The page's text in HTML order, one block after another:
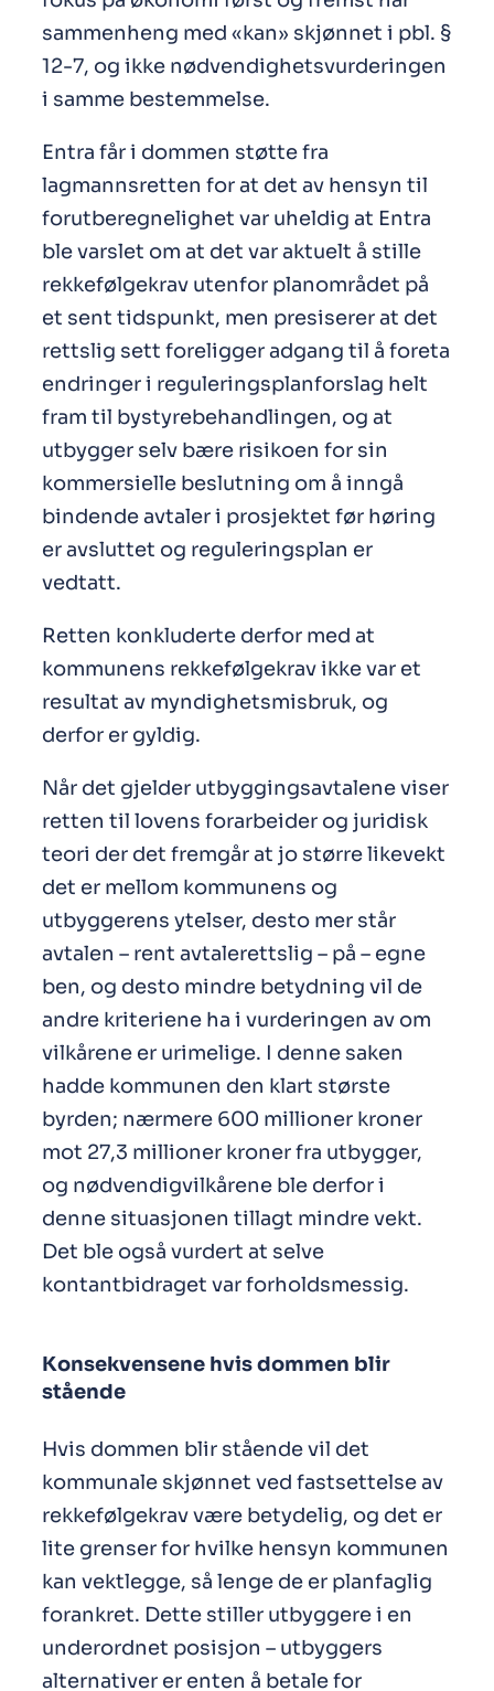
sammenheng med «kan» skjønnet i pbl. §
12-7, og ikke nødvendighetsvurderingen
i samme bestemmelse.
Entra får i dommen støtte fra
lagmannsretten for at det av hensyn til
forutberegnelighet var uheldig at Entra
ble varslet om at det var aktuelt å stille
rekkefølgekrav utenfor planområdet på
et sent tidspunkt, men presiserer at det
rettslig sett foreligger adgang til å foreta
endringer i reguleringsplanforslag helt
fram til bystyrebehandlingen, og at
utbygger selv bære risikoen for sin
kommersielle beslutning om å inngå
bindende avtaler i prosjektet før høring
er avsluttet og reguleringsplan er
vedtatt.
Retten konkluderte derfor med at
kommunens rekkefølgekrav ikke var et
resultat av myndighetsmisbruk, og
derfor er gyldig.
Når det gjelder utbyggingsavtalene viser
retten til lovens forarbeider og juridisk
teori der det fremgår at jo større likevekt
det er mellom kommunens og
utbyggerens ytelser, desto mer står
avtalen – rent avtalerettslig – på – egne
ben, og desto mindre betydning vil de
andre kriteriene ha i vurderingen av om
vilkårene er urimelige. I denne saken
hadde kommunen den klart største
byrden; nærmere 600 millioner kroner
mot 27,3 millioner kroner fra utbygger,
og nødvendigvilkårene ble derfor i
denne situasjonen tillagt mindre vekt.
Det ble også vurdert at selve
kontantbidraget var forholdsmessig.
Konsekvensene hvis dommen blir
stående
Hvis dommen blir stående vil det
kommunale skjønnet ved fastsettelse av
rekkefølgekrav være betydelig, og det er
lite grenser for hvilke hensyn kommunen
kan vektlegge, så lenge de er planfaglig
forankret. Dette stiller utbyggere i en
underordnet posisjon – utbyggers
alternativer er enten å betale for